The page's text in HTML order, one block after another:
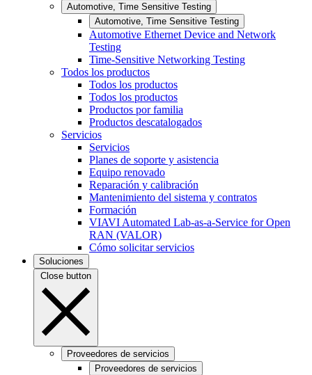
Automotive, Time Sensitive Testing
Automotive, Time Sensitive Testing
Automotive Ethernet Device and Network
Testing
Time-Sensitive Networking Testing
Todos los productos
Todos los productos
Todos los productos
Productos por familia
Productos descatalogados
Servicios
Servicios
Planes de soporte y asistencia
Equipo renovado
Reparación y calibración
Mantenimiento del sistema y contratos
Formación
VIAVI Automated Lab-as-a-Service for Open
RAN (VALOR)
Cómo solicitar servicios
Soluciones
Close button
Proveedores de servicios
Proveedores de servicios